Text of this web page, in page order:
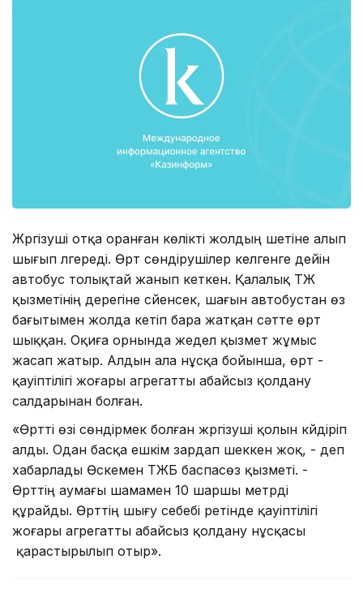
Жүргізуші отқа оранған көлікті жолдың шетіне алып
шығып үлгереді. Өрт сөндірушілер келгенге дейін
автобус толықтай жанып кеткен. Қалалық ТЖ
қызметінің дерегіне сүйенсек, шағын автобустан өз
бағытымен жолда кетіп бара жатқан сәтте өрт
шыққан. Оқиға орнында жедел қызмет жұмыс
жасап жатыр. Алдын ала нұсқа бойынша, өрт -
қауіптілігі жоғары агрегатты абайсыз қолдану
салдарынан болған.
«Өртті өзі сөндірмек болған жүргізуші қолын күйдіріп
алды. Одан басқа ешкім зардап шеккен жоқ, - деп
хабарлады Өскемен ТЖБ баспасөз қызметі. -
Өрттің аумағы шамамен 10 шаршы метрді
құрайды. Өрттің шығу себебі ретінде қауіптілігі
жоғары агрегатты абайсыз қолдану нұсқасы
қарастырылып отыр».